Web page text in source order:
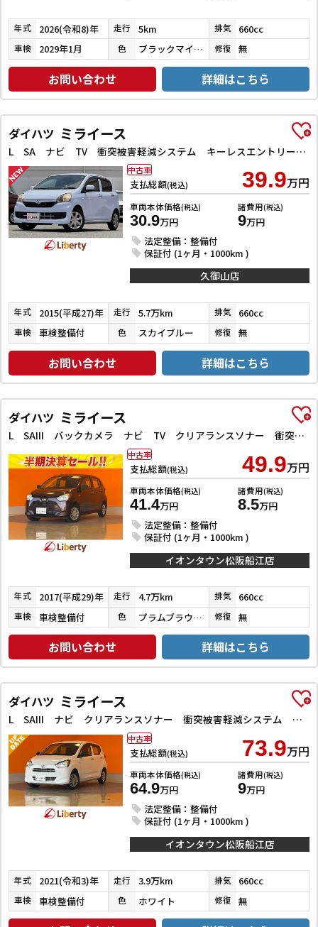
年式 2026(令和8)年 走行 5km 排気 660cc
車検 2029年1月 色 ブラックマイカメタリック 修復 無
お問い合わせ 詳細はこちら
ダイハツ ミライース
L SA ナビ TV 衝突被害軽減システム キーレスエントリー アイドリングストップ CVT ABS ESC エアコン パワーステアリング パワーウィンドウ
支払総額(税込) 39.9万円
車両本体価格(税込)
30.9万円
諸費用(税込)
9万円
法定整備：整備付
保証付 (1ヶ月・1000km )
中古車
久御山店
年式 2015(平成27)年 走行 5.7万km 排気 660cc
車検 車検整備付 色 スカイブルー 修復 無
お問い合わせ 詳細はこちら
ダイハツ ミライース
L SAIII バックカメラ ナビ TV クリアランスソナー 衝突被害軽減システム オートマチックハイビーム アイドリングストップ CVT ESC Bluetooth エアコン
支払総額(税込) 49.9万円
車両本体価格(税込)
41.4万円
諸費用(税込)
8.5万円
法定整備：整備付
保証付 (1ヶ月・1000km )
中古車
イオンタウン松阪船江店
年式 2017(平成29)年 走行 4.7万km 排気 660cc
車検 車検整備付 色 プラムブラウンクリスタルマイカ 修復 無
お問い合わせ 詳細はこちら
ダイハツ ミライース
L SAIII ナビ クリアランスソナー 衝突被害軽減システム オートマチックハイビーム オートライト アイドリングストップ CVT ESC CD ミュージックプレイヤー接続可 エアコン パワーステアリング
支払総額(税込) 73.9万円
車両本体価格(税込)
64.9万円
諸費用(税込)
9万円
法定整備：整備付
保証付 (1ヶ月・1000km )
中古車
イオンタウン松阪船江店
年式 2021(令和3)年 走行 3.9万km 排気 660cc
車検 車検整備付 色 ホワイト 修復 無